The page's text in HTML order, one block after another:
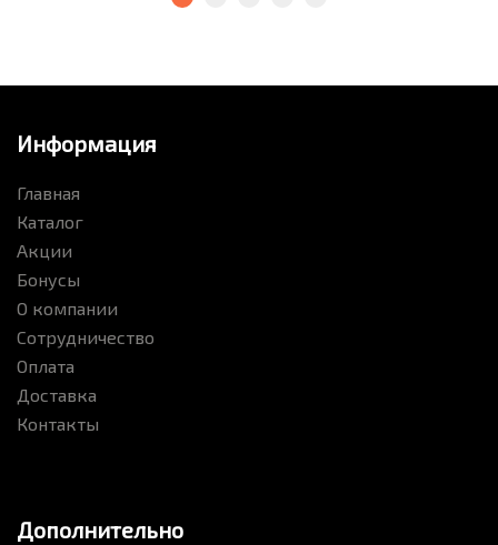
Информация
Главная
Каталог
Акции
Бонусы
О компании
Сотрудничество
Оплата
Доставка
Контакты
Дополнительно